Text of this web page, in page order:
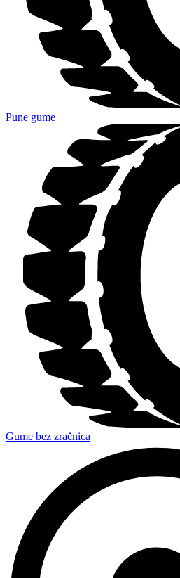
Pune gume
Gume bez zračnica